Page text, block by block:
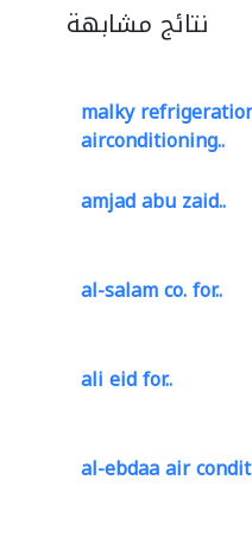
نتائج مشابهة
malky
airconditioning..
amjad abu zaid..
al-salam co. for..
ali eid for..
al-ebdaa air